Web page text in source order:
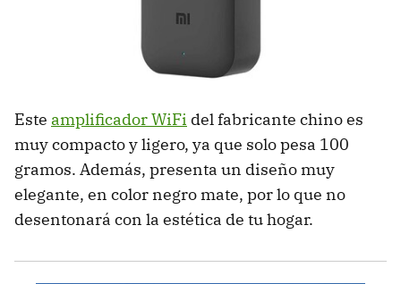
Este amplificador WiFi del fabricante chino es
muy compacto y ligero, ya que solo pesa 100
gramos. Además, presenta un diseño muy
elegante, en color negro mate, por lo que no
desentonará con la estética de tu hogar.